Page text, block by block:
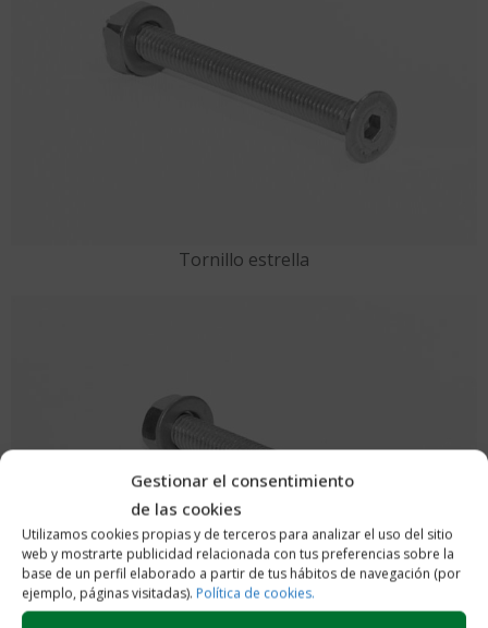
Gestionar el consentimiento
de las cookies
Utilizamos cookies propias y de terceros para analizar el uso del sitio
web y mostrarte publicidad relacionada con tus preferencias sobre la
base de un perfil elaborado a partir de tus hábitos de navegación (por
ejemplo, páginas visitadas). Política de cookies.
Tornillo estrella